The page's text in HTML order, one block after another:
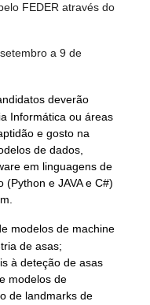
FEDER através do
a 9 de
deverão
Informática ou áreas
e gosto na
de dados,
em linguagens de
e JAVA e C#)
modelos de machine
de asas;
à deteção de asas
modelos de
de landmarks de